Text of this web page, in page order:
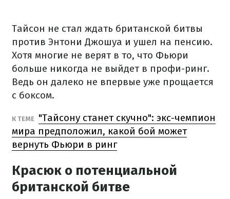
Тайсон не стал ждать британской битвы
против Энтони Джошуа и ушел на пенсию.
Хотя многие не верят в то, что Фьюри
больше никогда не выйдет в профи-ринг.
Ведь он далеко не впервые уже прощается
с боксом.
К ТЕМЕ "Тайсону станет скучно": экс-чемпион
мира предположил, какой бой может
вернуть Фьюри в ринг
Красюк о потенциальной
британской битве